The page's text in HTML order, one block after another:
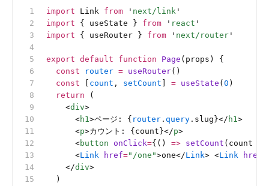
import Link from ' next/link '
import { useState } from ' react '
import { useRouter } from ' next/router '
export default function Page (props) {
  const
router = useRouter()
  const
count , setCount = useState ( 0 )
  return
(
    <
div>
      <
h1>ページ: { router . query .slug}</ h1>
      <
p>カウント: {count}</p>
      <
button onClick={() => setCount (count
      <
Link href="/one">one</Link> <Link href
    </
div>
  )